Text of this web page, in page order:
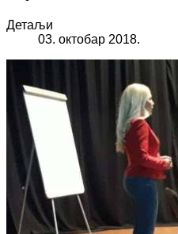
Детаљи
03. октобар 2018.